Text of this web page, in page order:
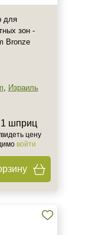
для
зон -
Bronze
, Израиль
шприц
цену
войти